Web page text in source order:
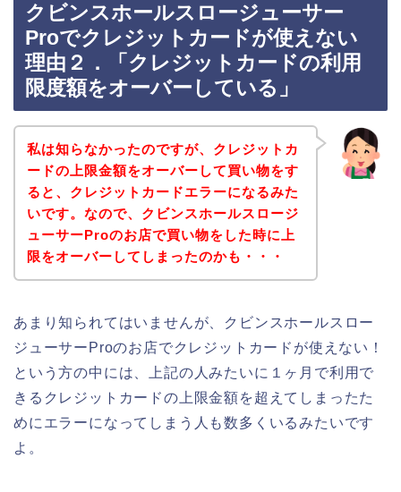
クビンスホールスロージューサー
Proでクレジットカードが使えない
理由２．「クレジットカードの利用
限度額をオーバーしている」
私は知らなかったのですが、クレジットカ
ードの上限金額をオーバーして買い物をす
ると、クレジットカードエラーになるみた
いです。なので、クビンスホールスロージ
ューサーProのお店で買い物をした時に上
限をオーバーしてしまったのかも・・・
あまり知られてはいませんが、クビンスホールスロー
ジューサーProのお店でクレジットカードが使えない！
という方の中には、上記の人みたいに１ヶ月で利用で
きるクレジットカードの上限金額を超えてしまったた
めにエラーになってしまう人も数多くいるみたいです
よ。